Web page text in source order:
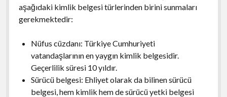
aşağıdaki kimlik belgesi türlerinden birini sunmaları
gerekmektedir:
Nüfus cüzdanı: Türkiye Cumhuriyeti
vatandaşlarının en yaygın kimlik belgesidir.
Geçerlilik süresi 10 yıldır.
Sürücü belgesi: Ehliyet olarak da bilinen sürücü
belgesi, hem kimlik hem de sürücü yetki belgesi